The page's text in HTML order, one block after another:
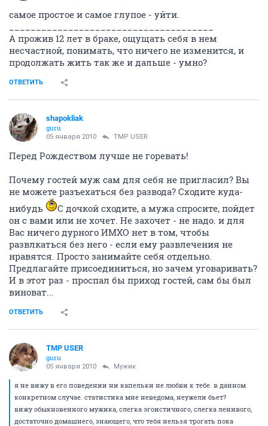
самое простое и самое глупое - уйти.
А прожив 12 лет в браке, ощущать себя в нем
несчастной, понимать, что ничего не изменится, и
продолжать жить так же и дальше - умно?
ОТВЕТИТЬ
shapokliak
guru
05 января 2010 TMP USER
Перед Рождеством лучше не горевать!
Почему гостей муж сам для себя не пригласил? Вы
не можете разъехаться без развода? Сходите куда-
нибудь
С дочкой сходите, а мужа спросите, пойдет
он с вами или не хочет. Не захочет - не надо. и для
Вас ничего дурного ИМХО нет в том, чтобы
развлкаться без него - если ему развлечения не
нравятся. Просто занимайте себя отдельно.
Предлагайте присоединиться, но зачем уговаривать?
И в этот раз - проспал бы приход гостей, сам бы был
виноват...
ОТВЕТИТЬ
TMP USER
guru
05 января 2010 Мужик
я не вижу в его поведении ни капельки не любви к тебе. в данном
конкретном случае. статистика мне неведома, неужели бьет?
вижу обыкновенного мужика, слегка эгоистичного, слегка ленивого,
достаточно домашнего, знающего, что тебя нельзя трогать пока